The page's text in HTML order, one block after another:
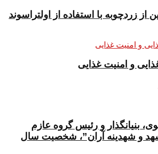
از زردچوبه با استفاده از اولتراسوند
و امنیت غذایی
بنیانگذار و رئیس گروه عازم
و شهدینه آران”، شخصیت سال